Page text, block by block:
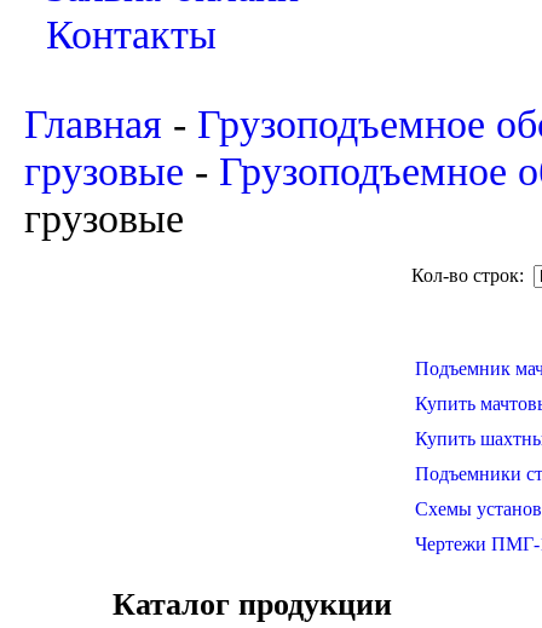
Контакты
Главная - Грузоподъемное
грузовые - Грузоподъемное
грузовые
Кол-во строк:
Подъемник
Купить
Купить
Подъемники
Схемы
Чертежи ПМГ-
Каталог продукции